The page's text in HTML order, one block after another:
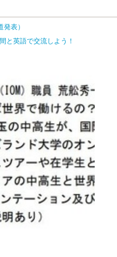
表）
と英語で交流しよう！